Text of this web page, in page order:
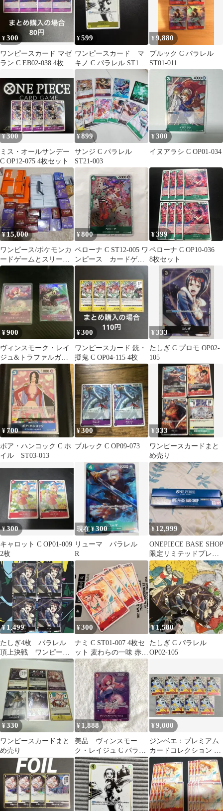
¥300
ワンピースカード マゼ
ラン C EB02-038 4枚
¥599
ワンピースカード マ
キノ C パラレル ST13-
012
¥9,880
ブルック C パラレル
ST01-011
¥300
ミス・オールサンデー
C OP12-075 4枚セット
¥899
サンジ C パラレル
ST21-003
¥300
イヌアラシ C OP01-034
¥15,000
ワンピース/ポケモンカ
ードゲームとスリーブ
及びマグネットケース
¥800
ペローナ C ST12-005 ワ
ンピース カードゲー
ム
¥399
ペローナ C OP10-036
8枚セット
¥900
ヴィンスモーク・レイ
ジュ&トラファルガ
ー・ロー パラレル
¥300
ワンピースカード 銃・
擬鬼 C OP04-115 4枚
¥333
たしぎ C プロモ OP02-
105
¥700
ボア・ハンコック C ホ
イル ST03-013
¥300
ブルック C OP09-073
¥333
ワンピースカードまと
め売り
¥300
キャロット C OP01-009
2枚
現在 ¥300
リューマ パラレル
R
¥12,999
ONEPIECE BASE SHOP
限定リミテッドプレイ
マット 2個
¥ 1,499
たしぎ4枚 パラレル
頂上決戦 ワンピース
カード
¥300
ナミ C ST01-007 4枚セ
ット 麦わらの一味 赤ル
フィ
¥ 1,580
たしぎ C パラレル
OP02-105
¥330
ワンピースカードまと
め売り
¥ 1,888
美品 ヴィンスモー
ク・レイジュ C パラレ
ル OP06-068 ワンピー
スカード
¥9,000
ジンベエ：プレミアム
カードコレクション 25
周年エディション C パ
ラレル S…